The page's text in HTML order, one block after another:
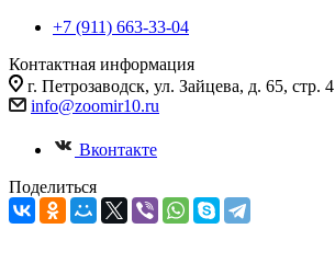
+7 (911) 663-33-04
Контактная информация
г. Петрозаводск, ул. Зайцева, д. 65, стр. 4
info@zoomir10.ru
Вконтакте
Поделиться